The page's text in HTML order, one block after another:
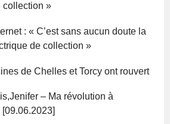
collection »
: « C’est sans aucun doute la
de collection »
de Chelles et Torcy ont rouvert
– Ma révolution à